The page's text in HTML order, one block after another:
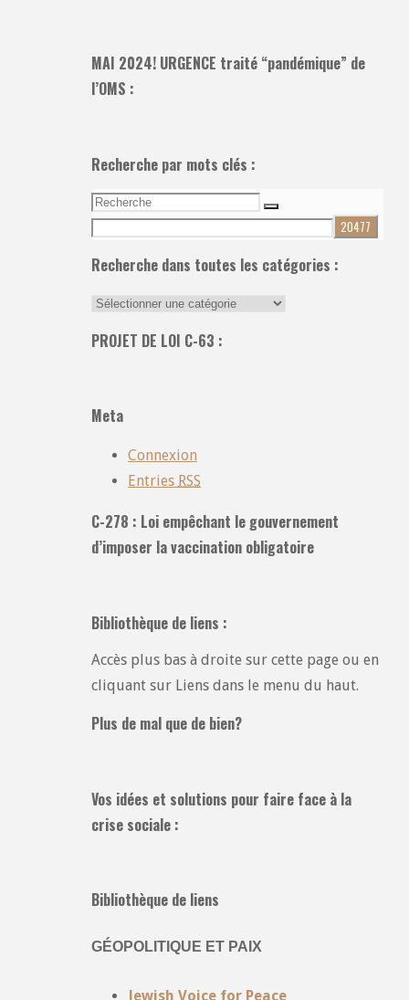
MAI 2024! URGENCE traité “pandémique” de
l’OMS :
Recherche par mots clés :
Recherche
pour:
Recherche
Recherche dans toutes les catégories :
Recherche
toutes
PROJET DE LOI C-63 :
Meta
Connexion
Entries RSS
C-278 : Loi empêchant le gouvernement
d’imposer la vaccination obligatoire
Bibliothèque de liens :
Accès plus bas à droite sur cette page ou en
cliquant sur Liens dans le menu du haut.
Plus de mal que de bien?
Vos idées et solutions pour faire face à la
crise sociale :
Bibliothèque de liens
GÉOPOLITIQUE ET PAIX
Jewish Voice for Peace